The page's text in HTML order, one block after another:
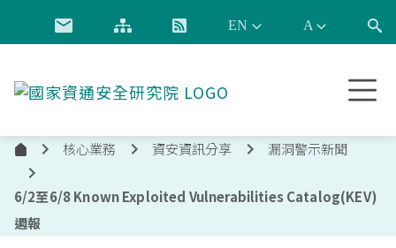
跳到主要內容
通
全
究
首
核心業務 資安資訊分享 漏洞警示新聞
6/2至6/8 Known Exploited Vulnerabilities Catalog(KEV)
週報